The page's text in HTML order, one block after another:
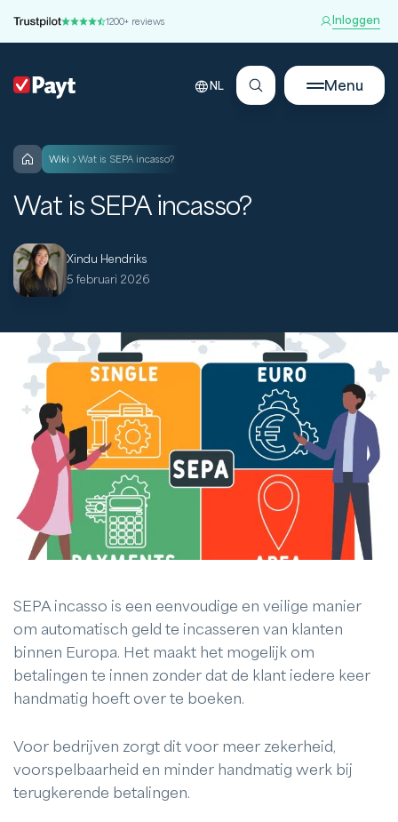
1200+ reviews Inloggen
NL Menu
wiki Wat is SEPA incasso?
Wat is SEPA incasso?
Xindu Hendriks
5 februari 2026
SEPA incasso is een eenvoudige en veilige manier
om automatisch geld te incasseren van klanten
binnen Europa. Het maakt het mogelijk om
betalingen te innen zonder dat de klant iedere keer
handmatig hoeft over te boeken.
Voor bedrijven zorgt dit voor meer zekerheid,
voorspelbaarheid en minder handmatig werk bij
terugkerende betalingen.